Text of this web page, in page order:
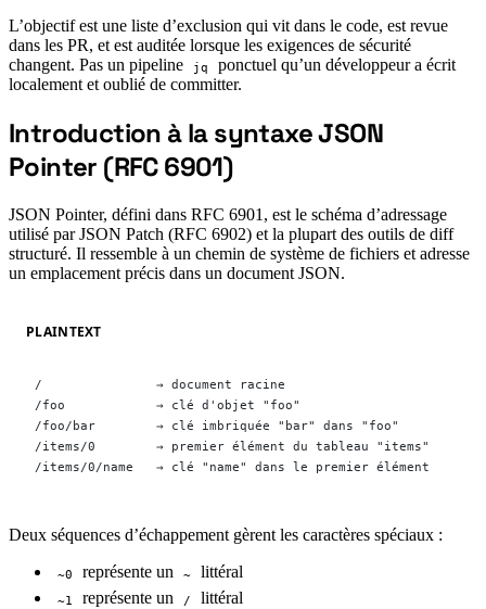
L’objectif est une liste d’exclusion qui vit dans le code, est revue
dans les PR, et est auditée lorsque les exigences de sécurité
changent. Pas un pipeline
jq
ponctuel qu’un développeur a écrit
localement et oublié de committer.
#
Introduction à la syntaxe JSON
Pointer (RFC 6901)
JSON Pointer, défini dans RFC 6901, est le schéma d’adressage
utilisé par JSON Patch (RFC 6902) et la plupart des outils de diff
structuré. Il ressemble à un chemin de système de fichiers et adresse
un emplacement précis dans un document JSON.
PLAINTEXT
/               → document racine
/foo            → clé d'objet "foo"
/foo/bar        → clé imbriquée "bar" dans "foo"
/items/0        → premier élément du tableau "items"
/items/0/name   → clé "name" dans le premier élément
Deux séquences d’échappement gèrent les caractères spéciaux :
~0 représente un ~ littéral
~1 représente un /
littéral